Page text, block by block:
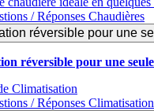
/ Réponses Chaudières
réversible pour une
réversible pour une
Climatisation
/ Réponses Climatisation